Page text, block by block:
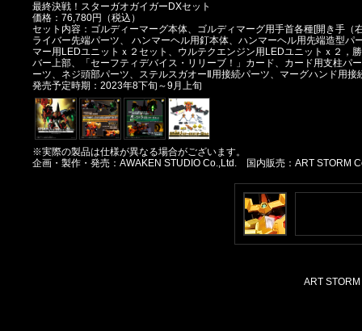
最終決戦！スターガオガイガーDXセット
価格：76,780円（税込）
セット内容：ゴルディーマーグ本体、ゴルディマーグ用手首各種[開き手
ライバー先端パーツ、 ハンマーヘル用釘本体、ハンマーヘル用先端造型
マー用LEDユニットｘ２セット、ウルテクエンジン用LEDユニットｘ２，
バー上部、「セーフティデバイス・リリーブ！」カード、カード用支柱パ
ーツ、ネジ頭部パーツ、ステルスガオーⅡ用接続パーツ、マーグハンド用接
発売予定時期：2023年8下旬～9月上旬
※実際の製品は仕様が異なる場合がございます。
企画・製作・発売：AWAKEN STUDIO Co.,Ltd. 国内販売：ART STORM
ART